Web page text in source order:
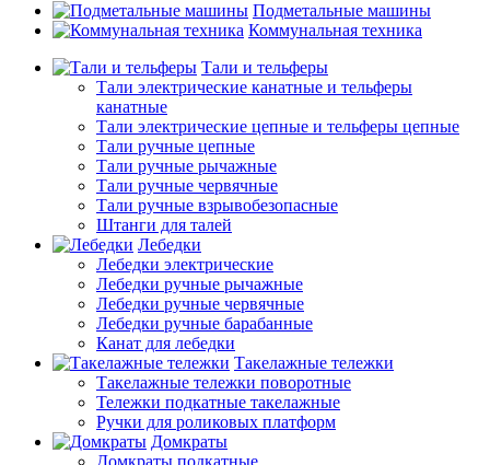
Подметальные машины
Коммунальная техника
Тали и тельферы
Тали электрические канатные и тельферы
канатные
Тали электрические цепные и тельферы цепные
Тали ручные цепные
Тали ручные рычажные
Тали ручные червячные
Тали ручные взрывобезопасные
Штанги для талей
Лебедки
Лебедки электрические
Лебедки ручные рычажные
Лебедки ручные червячные
Лебедки ручные барабанные
Канат для лебедки
Такелажные тележки
Такелажные тележки поворотные
Тележки подкатные такелажные
Ручки для роликовых платформ
Домкраты
Домкраты подкатные